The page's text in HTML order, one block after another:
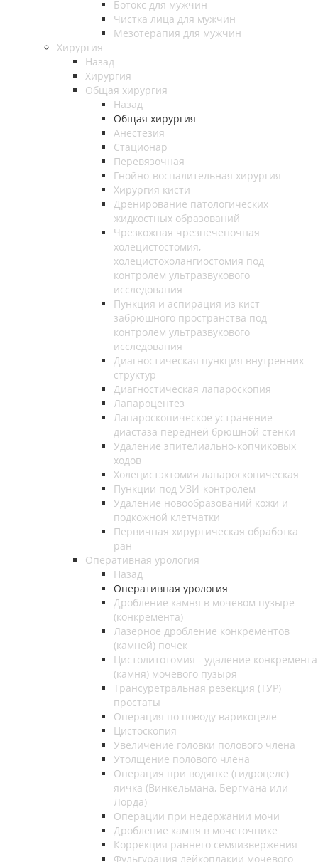
Ботокс для мужчин
Чистка лица для мужчин
Мезотерапия для мужчин
Хирургия
Назад
Хирургия
Общая хирургия
Назад
Общая хирургия
Анестезия
Стационар
Перевязочная
Гнойно-воспалительная хирургия
Хирургия кисти
Дренирование патологических
жидкостных образований
Чрезкожная чрезпеченочная
холецистостомия,
холецистохолангиостомия под
контролем ультразвукового
исследования
Пункция и аспирация из кист
забрюшного пространства под
контролем ультразвукового
исследования
Диагностическая пункция внутренних
структур
Диагностическая лапароскопия
Лапароцентез
Лапароскопическое устранение
диастаза передней брюшной стенки
Удаление эпителиально-копчиковых
ходов
Холецистэктомия лапароскопическая
Пункции под УЗИ-контролем
Удаление новообразований кожи и
подкожной клетчатки
Первичная хирургическая обработка
ран
Оперативная урология
Назад
Оперативная урология
Дробление камня в мочевом пузыре
(конкремента)
Лазерное дробление конкрементов
(камней) почек
Цистолитотомия - удаление конкремента
(камня) мочевого пузыря
Трансуретральная резекция (ТУР)
простаты
Операция по поводу варикоцеле
Цистоскопия
Увеличение головки полового члена
Утолщение полового члена
Операция при водянке (гидроцеле)
яичка (Винкельмана, Бергмана или
Лорда)
Операции при недержании мочи
Дробление камня в мочеточнике
Коррекция раннего семяизвержения
Фульгурация лейкоплакии мочевого